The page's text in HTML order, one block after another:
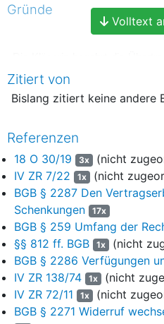
Gründe
an einem im Eigentum der
aus§ 2287 BGB
setzten sich die Mutter der
(geb. XX.XX.1927,
Jahre älterer erster
gegenseitig zu Alleinerben
Testierenden, die Klägerin und
(der Vater der Beklagten),
des Längstlebenden eingesetzt.
„Wir setzen uns
Erben ein. Dasjenige,
Nachlass nach dem
vorhanden ist, soll an
genannten beiden
Volltext
Zitiert von
Bislang zitiert keine andere
Referenzen
18 O 30/19 3x (nicht
IV ZR 7/22
1x (nicht
BGB § 2287 Den
Schenkungen
17x
BGB § 259 Umfang der
§§ 812 ff. BGB 1x (nicht
BGB § 2286 Verfügungen
IV ZR 138/74 1x (nicht
IV ZR 72/11
1x (nicht
BGB § 2271 Widerruf